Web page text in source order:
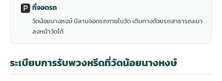
🅿️ ที่จอดรถ
วัดน้อยนางหงษ์ มีลานจอดรถภายในวัด เดินทางด้วยรถสาธารณะมา
ลงหน้าวัดได้
ระเบียบการรับพวงหรีดที่วัดน้อยนางหงษ์